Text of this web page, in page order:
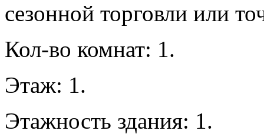
сезонной торговли или
Кол-во комнат: 1.
Этаж: 1.
Этажность здания: 1.